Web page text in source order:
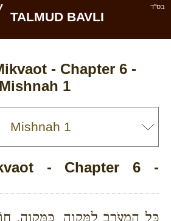
בס''ד
TALMUD BAVLI
- Chapter 6 -
Mishnah 1
- Chapter 6 -
כָּל הַמְעֹרָב לַמִּקְוֶה, כַּמִּקְוֶה.